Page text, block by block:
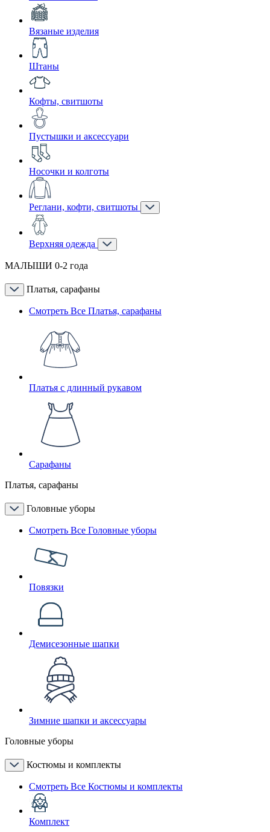
Вязаные изделия
Штаны
Кофты, свитшоты
Пустышки и аксессуари
Носочки и колготы
Реглани, кофти, свитшоты
Верхняя одежда
МАЛЫШИ 0-2 года
Платья, сарафаны
Смотреть Все Платья, сарафаны
Платья с длинный рукавом
Сарафаны
Платья, сарафаны
Головные уборы
Смотреть Все Головные уборы
Повязки
Демисезонные шапки
Зимние шапки и аксессуары
Головные уборы
Костюмы и комплекты
Смотреть Все Костюмы и комплекты
Комплект